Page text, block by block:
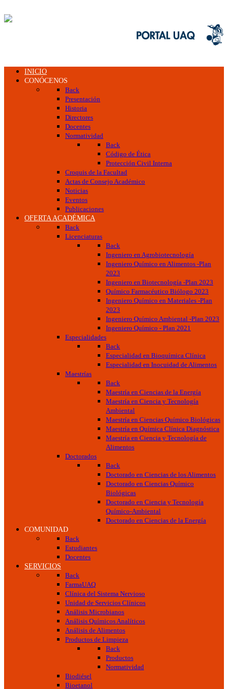
INICIO
CONÓCENOS
Back
Presentación
Historia
Directores
Docentes
Normatividad
Back
Código de Ética
Protección Civil Interna
Croquis de la Facultad
Actas de Consejo Académico
Noticias
Eventos
Publicaciones
OFERTA ACADÉMICA
Back
Licenciaturas
Back
Ingeniero en Agrobiotecnología
Ingeniero Químico en Alimentos -Plan
2023
Ingeniero en Biotecnología -Plan 2023
Químico Farmacéutico Biólogo 2023
Ingeniero Químico en Materiales -Plan
2023
Ingeniero Químico Ambiental -Plan 2023
Ingeniero Químico - Plan 2021
Especialidades
Back
Especialidad en Bioquímica Clínica
Especialidad en Inocuidad de Alimentos
Maestrías
Back
Maestría en Ciencias de la Energía
Maestría en Ciencia y Tecnología
Ambiental
Maestría en Ciencias Químico Biológicas
Maestría en Química Clínica Diagnóstica
Maestría en Ciencia y Tecnología de
Alimentos
Doctorados
Back
Doctorado en Ciencias de los Alimentos
Doctorado en Ciencias Químico
Biológicas
Doctorado en Ciencia y Tecnología
Químico-Ambiental
Doctorado en Ciencias de la Energía
COMUNIDAD
Back
Estudiantes
Docentes
SERVICIOS
Back
FarmaUAQ
Clínica del Sistema Nervioso
Unidad de Servicios Clínicos
Análisis Microbianos
Análisis Químicos Analíticos
Análisis de Alimentos
Productos de Limpieza
Back
Productos
Normatividad
Biodiésel
Bioetanol